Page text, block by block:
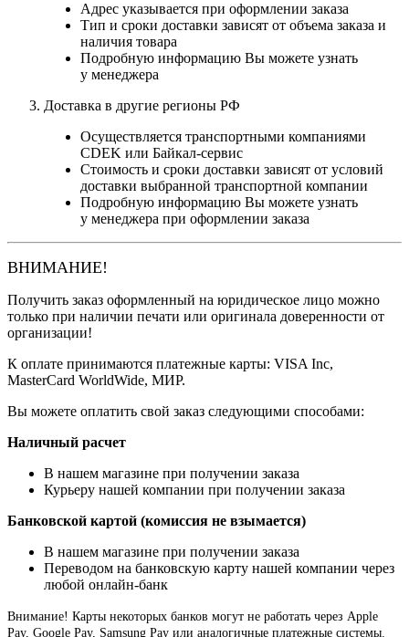
Адрес указывается при оформлении заказа
Тип и сроки доставки зависят от объема заказа и
наличия товара
Подробную информацию Вы можете узнать
у менеджера
Доставка в другие регионы РФ
Осуществляется транспортными компаниями
CDEK или Байкал-сервис
Стоимость и сроки доставки зависят от условий
доставки выбранной транспортной компании
Подробную информацию Вы можете узнать
у менеджера при оформлении заказа
ВНИМАНИЕ!
Получить заказ оформленный на юридическое лицо можно
только при наличии печати или оригинала доверенности от
организации!
К оплате принимаются платежные карты: VISA Inc,
MasterCard WorldWide, МИР.
Вы можете оплатить свой заказ следующими способами:
Наличный расчет
В нашем магазине при получении заказа
Курьеру нашей компании при получении заказа
Банковской картой (комиссия не взымается)
В нашем магазине при получении заказа
Переводом на банковскую карту нашей компании через
любой онлайн-банк
Внимание! Карты некоторых банков могут не работать через Apple
Pay, Google Pay, Samsung Pay или аналогичные платежные системы.